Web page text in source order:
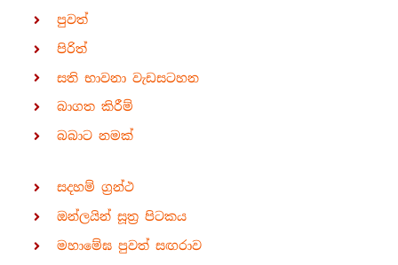
පුවත්
පිරිත්
සති භාවනා වැඩසටහන
බාගත කිරීම්
බබාට නමක්
සදහම් ග්‍රන්ථ
ඔන්ලයින් සූත්‍ර පිටකය
මහාමේඝ පුවත් සඟරාව